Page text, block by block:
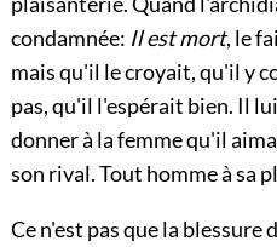
condamnée: Il est mort, le
mais qu'il le croyait, qu'il y
pas, qu'il l'espérait bien. Il
donner à la femme qu'il
son rival. Tout homme à sa
Ce n'est pas que la blessure